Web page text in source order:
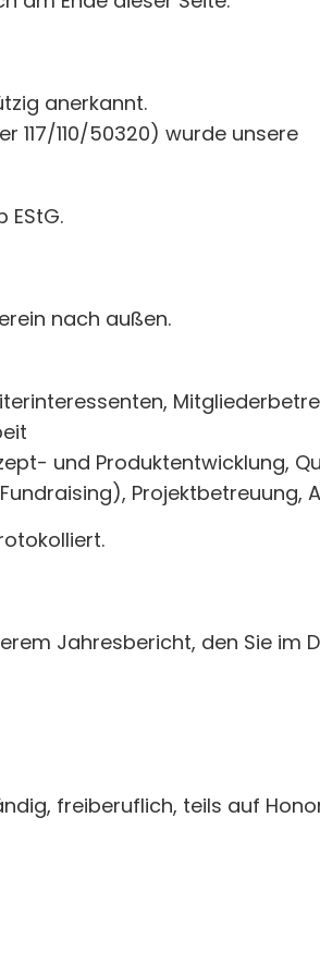
anerkannt.
117/110/50320) wurde unsere
EStG.
nach außen.
und Produktentwicklung,
Projektbetreuung,
Jahresbericht, den Sie im
freiberuflich, teils auf